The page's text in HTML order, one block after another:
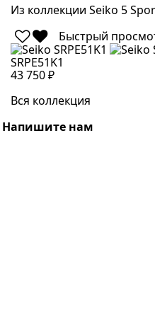
Из коллекции Seiko 5
Быстрый
SRPE51K1
43 750 ₽
Вся коллекция
Напишите нам